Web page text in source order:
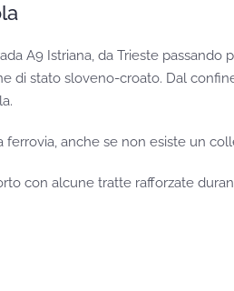
A9 Istriana, da Trieste passando
di stato sloveno-croato. Dal
ferrovia, anche se non esiste un
con alcune tratte rafforzate